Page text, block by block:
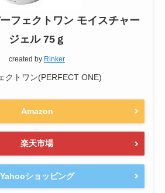
フェクトワン モイスチャー
ジェル 75ｇ
created by Rinker
クトワン(PERFECT ONE)
Amazon
楽天市場
Yahooショッピング